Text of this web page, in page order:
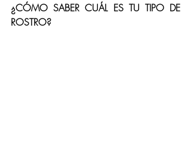
¿CÓMO SABER CUÁL ES TU TIPO DE
ROSTRO?